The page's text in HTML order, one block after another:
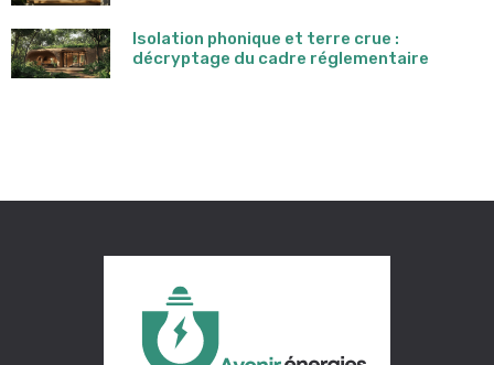
Isolation phonique et terre crue :
décryptage du cadre réglementaire